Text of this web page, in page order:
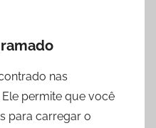
nas
permite que você
para carregar o